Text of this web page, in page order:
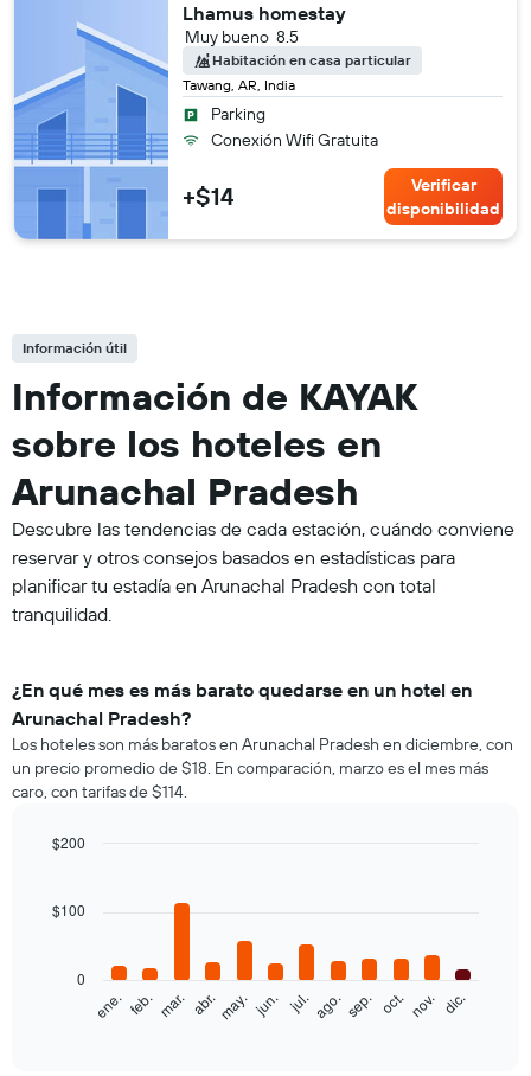
Lhamus homestay
Tawang, AR, India
8.5
Muy bueno
Habitación en casa particular
Parking
Conexión Wifi Gratuita
+$14
Verificar
disponibilidad
Información útil
Información de KAYAK
sobre los hoteles en
Arunachal Pradesh
Descubre las tendencias de cada estación, cuándo conviene
reservar y otros consejos basados en estadísticas para
planificar tu estadía en Arunachal Pradesh con total
tranquilidad.
¿En qué mes es más barato quedarse en un hotel en
Arunachal Pradesh?
Los hoteles son más baratos en Arunachal Pradesh en diciembre, con
un precio promedio de $18. En comparación, marzo es el mes más
caro, con tarifas de $114.
with
siguiente
ene. feb. mar. abr.may. jun. jul. ago. sep. oct. nov. dic.
0
$100
$200